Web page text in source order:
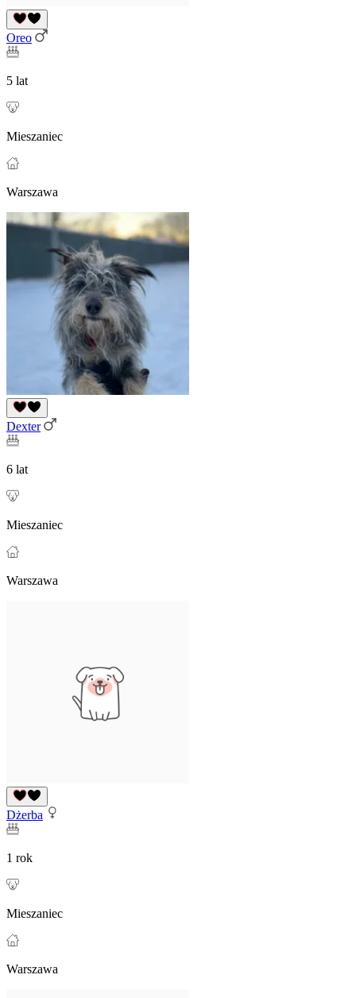
Oreo
5 lat
Mieszaniec
Warszawa
Dexter
6 lat
Mieszaniec
Warszawa
Dżerba
1 rok
Mieszaniec
Warszawa